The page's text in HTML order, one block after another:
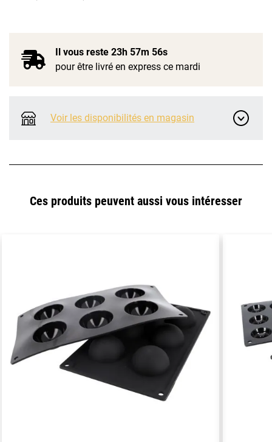
Il vous reste 23h 57m 56s
pour être livré en express ce mardi
Voir les disponibilités en magasin
Ces produits peuvent aussi vous intéresser